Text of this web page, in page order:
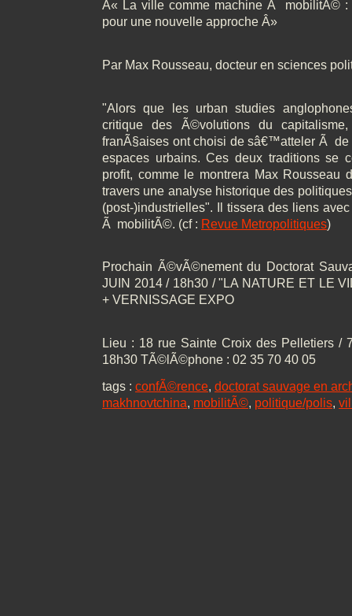
Â« La ville comme machine Ã mobilitÃ© :
pour une nouvelle approche Â»
Par Max Rousseau, docteur en sciences
"Alors que les urban studies
critique des Ã©volutions du
franÃ§aises ont choisi de sâ€™atteler Ã de
espaces urbains. Ces deux traditions se
profit, comme le montrera Max Rousseau
travers une analyse historique des
(post-)industrielles". Il tissera des liens
Ã mobilitÃ©. (cf : Revue Metropolitiques)
Prochain Ã©vÃ©nement du Doctorat
JUIN 2014 / 18h30 / "LA NATURE ET LE
+ VERNISSAGE EXPO
Lieu : 18 rue Sainte Croix des Pelletiers /
18h30 TÃ©lÃ©phone : 02 35 70 40 05
tags : confÃ©rence, doctorat sauvage en
makhnovtchina, mobilitÃ©, politique/polis,